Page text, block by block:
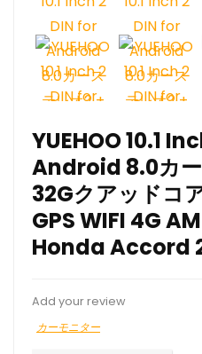
YUEHOO 10.1
Android 8.0カ
32Gクアッドコ
GPS WIFI 4G
Honda Accord
Add your review
カーモニター